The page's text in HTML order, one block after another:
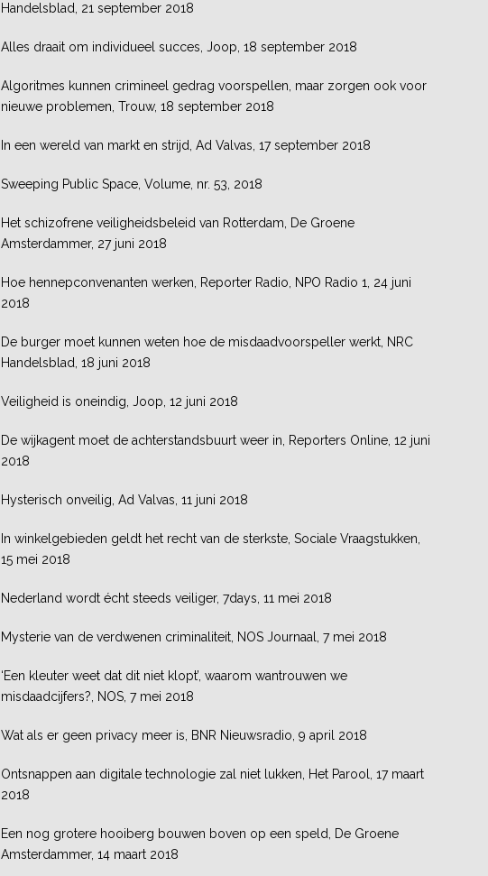
Handelsblad, 21 september 2018
Alles draait om individueel succes, Joop, 18 september 2018
Algoritmes kunnen crimineel gedrag voorspellen, maar zorgen ook voor
nieuwe problemen, Trouw, 18 september 2018
In een wereld van markt en strijd, Ad Valvas, 17 september 2018
Sweeping Public Space, Volume, nr. 53, 2018
Het schizofrene veiligheidsbeleid van Rotterdam, De Groene
Amsterdammer, 27 juni 2018
Hoe hennepconvenanten werken, Reporter Radio, NPO Radio 1, 24 juni
2018
De burger moet kunnen weten hoe de misdaadvoorspeller werkt, NRC
Handelsblad, 18 juni 2018
Veiligheid is oneindig, Joop, 12 juni 2018
De wijkagent moet de achterstandsbuurt weer in, Reporters Online, 12 juni
2018
Hysterisch onveilig, Ad Valvas, 11 juni 2018
In winkelgebieden geldt het recht van de sterkste, Sociale Vraagstukken,
15 mei 2018
Nederland wordt écht steeds veiliger, 7days, 11 mei 2018
Mysterie van de verdwenen criminaliteit, NOS Journaal, 7 mei 2018
‘Een kleuter weet dat dit niet klopt’, waarom wantrouwen we
misdaadcijfers?, NOS, 7 mei 2018
Wat als er geen privacy meer is, BNR Nieuwsradio, 9 april 2018
Ontsnappen aan digitale technologie zal niet lukken, Het Parool, 17 maart
2018
Een nog grotere hooiberg bouwen boven op een speld, De Groene
Amsterdammer, 14 maart 2018